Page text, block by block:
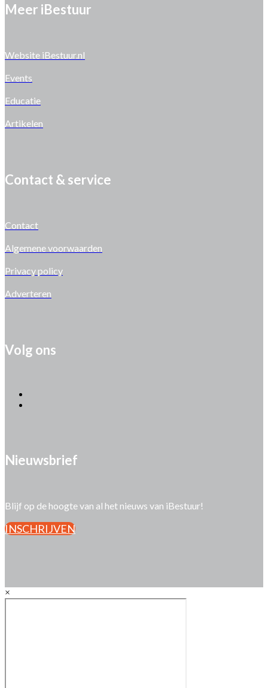
Meer iBestuur
Website iBestuur.nl
Events
Educatie
Artikelen
Contact & service
Contact
Algemene voorwaarden
Privacy policy
Adverteren
Volg ons
Nieuwsbrief
Blijf op de hoogte van al het nieuws van iBestuur!
INSCHRIJVEN
×